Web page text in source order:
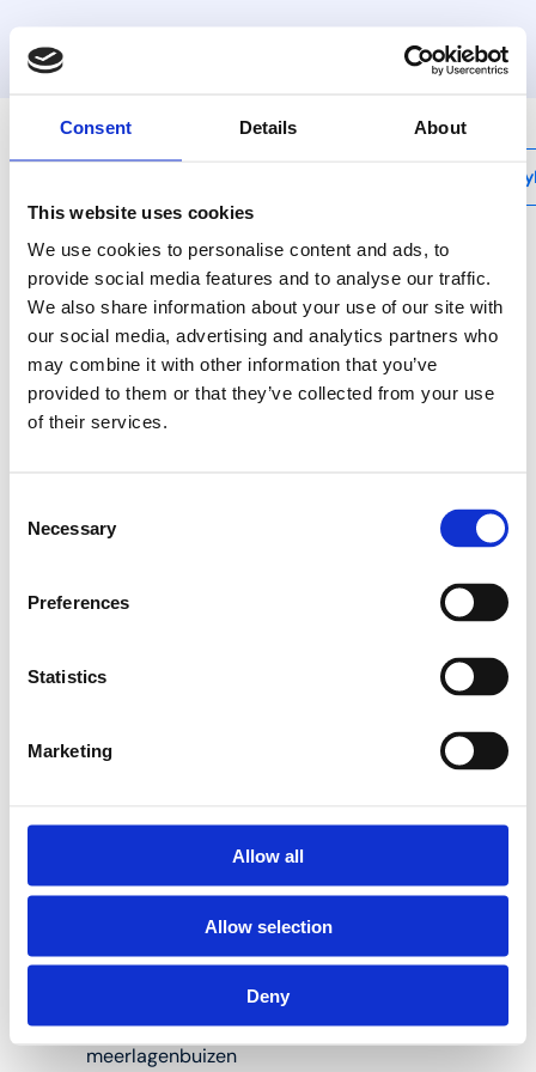
Consent Details About
This website uses cookies
We use cookies to personalise content and ads, to
provide social media features and to analyse our traffic.
We also share information about your use of our site with
our social media, advertising and analytics partners who
may combine it with other information that you’ve
provided to them or that they’ve collected from your use
of their services.
Selection
Necessary
Preferences
Statistics
Marketing
Allow all
Allow selection
Deny
MyHenco
RSEM
Vervangmes voor RS32
en RS63
Henco buizensnijders.
meer met de RS32 en
RS63 Henco
Geschikt voor de
buizensnijder
vervangbaar
kunststof en
meerlagenbuizen